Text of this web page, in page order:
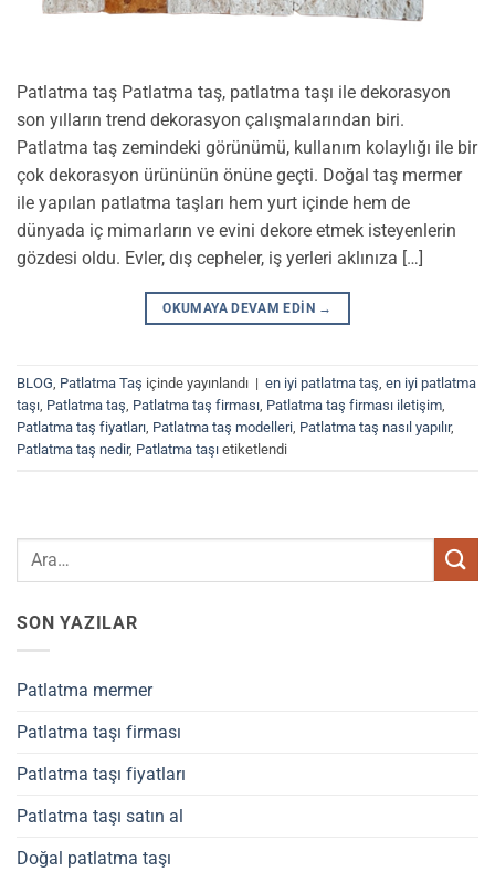
Patlatma taş Patlatma taş, patlatma taşı ile dekorasyon
son yılların trend dekorasyon çalışmalarından biri.
Patlatma taş zemindeki görünümü, kullanım kolaylığı ile bir
çok dekorasyon ürününün önüne geçti. Doğal taş mermer
ile yapılan patlatma taşları hem yurt içinde hem de
dünyada iç mimarların ve evini dekore etmek isteyenlerin
gözdesi oldu. Evler, dış cepheler, iş yerleri aklınıza […]
OKUMAYA DEVAM EDIN →
BLOG, Patlatma Taş içinde yayınlandı | en iyi patlatma taş, en iyi patlatma
taşı, Patlatma taş, Patlatma taş firması, Patlatma taş firması iletişim,
Patlatma taş fiyatları, Patlatma taş modelleri, Patlatma taş nasıl yapılır,
Patlatma taş nedir, Patlatma taşı etiketlendi
SON YAZILAR
Patlatma mermer
Patlatma taşı firması
Patlatma taşı fiyatları
Patlatma taşı satın al
Doğal patlatma taşı